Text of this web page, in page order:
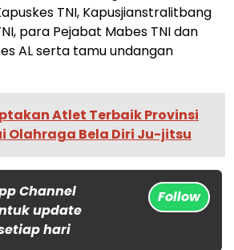
TNI, Kapusjianstralitbang
para Pejabat Mabes TNI dan
AL serta tamu undangan
Atlet Terbaik Provinsi
Olahraga Bela Diri Ju-jitsu
Channel
update
hari
Follow